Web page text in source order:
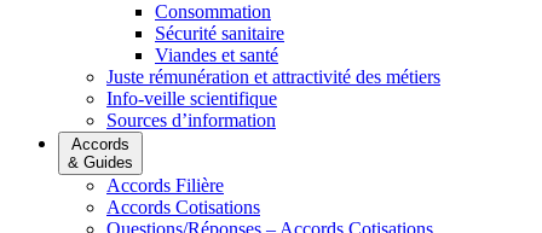
Consommation
Sécurité sanitaire
Viandes et santé
Juste rémunération et attractivité des métiers
Info-veille scientifique
Sources d’information
Accords
& Guides
Accords Filière
Accords Cotisations
Questions/Réponses – Accords Cotisations